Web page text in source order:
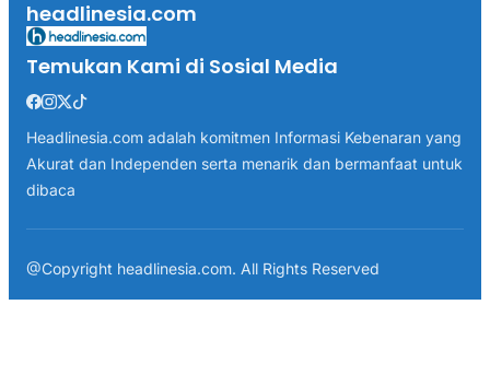
headlinesia.com
Temukan Kami di Sosial Media
Headlinesia.com adalah komitmen Informasi Kebenaran yang
Akurat dan Independen serta menarik dan bermanfaat untuk
dibaca
@Copyright headlinesia.com. All Rights Reserved